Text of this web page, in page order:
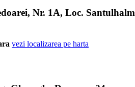
Nr. 1A, Loc. Santulhalm
vezi localizarea pe harta